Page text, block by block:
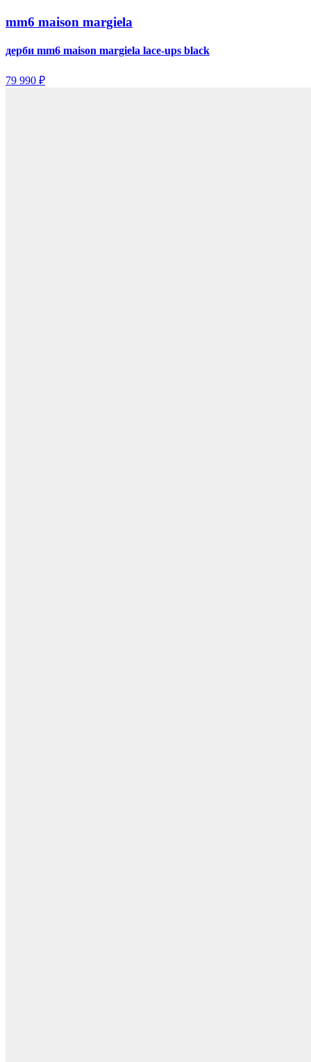
mm6 maison margiela
дерби mm6 maison margiela lace-ups black
79 990 ₽